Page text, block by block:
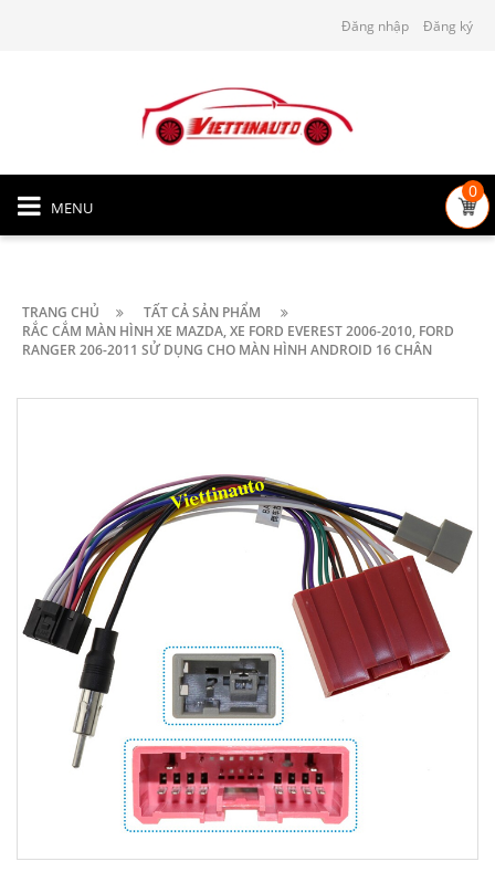
Đăng nhập Đăng ký
MENU
0
TRANG CHỦ
TẤT CẢ SẢN PHẨM
RẮC CẮM MÀN HÌNH XE MAZDA, XE FORD EVEREST 2006-2010, FORD
RANGER 206-2011 SỬ DỤNG CHO MÀN HÌNH ANDROID 16 CHÂN